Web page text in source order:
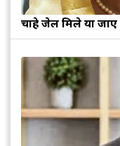
चाहे जेल मिले या